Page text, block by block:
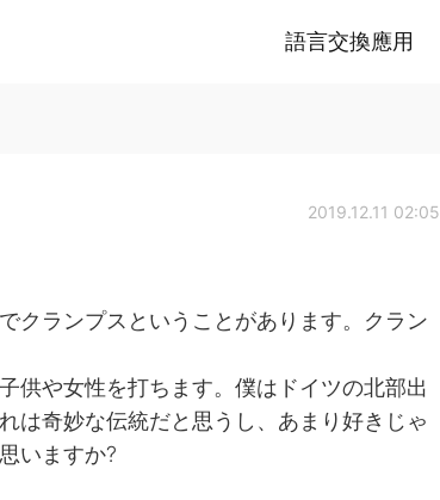
語言交換應用
2019.12.11 02:05
クランプスということがあります。クラン
供や女性を打ちます。僕はドイツの北部出
は奇妙な伝統だと思うし、あまり好きじゃ
いますか?